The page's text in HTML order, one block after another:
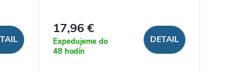
17,96 €
Expedujeme do
48 hodín
DETAIL